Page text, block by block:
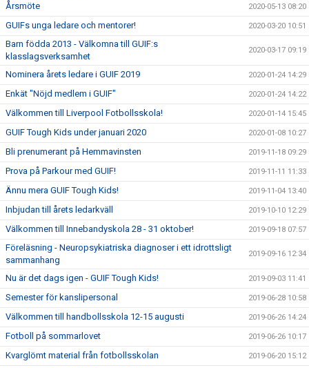
Årsmöte 2020-05-13 08:20
GUIFs unga ledare och mentorer! 2020-03-20 10:51
Barn födda 2013 - Välkomna till GUIF:s
klasslagsverksamhet
2020-03-17 09:19
Nominera årets ledare i GUIF 2019 2020-01-24 14:29
Enkät "Nöjd medlem i GUIF" 2020-01-24 14:22
Välkommen till Liverpool Fotbollsskola! 2020-01-14 15:45
GUIF Tough Kids under januari 2020 2020-01-08 10:27
Bli prenumerant på Hemmavinsten 2019-11-18 09:29
Prova på Parkour med GUIF! 2019-11-11 11:33
Ännu mera GUIF Tough Kids! 2019-11-04 13:40
Inbjudan till årets ledarkväll 2019-10-10 12:29
Välkommen till Innebandyskola 28 - 31 oktober! 2019-09-18 07:57
Föreläsning - Neuropsykiatriska diagnoser i ett idrottsligt
sammanhang
2019-09-16 12:34
Nu är det dags igen - GUIF Tough Kids! 2019-09-03 11:41
Semester för kanslipersonal 2019-06-28 10:58
Välkommen till handbollsskola 12-15 augusti 2019-06-26 14:24
Fotboll på sommarlovet 2019-06-26 10:17
Kvarglömt material från fotbollsskolan 2019-06-20 15:12